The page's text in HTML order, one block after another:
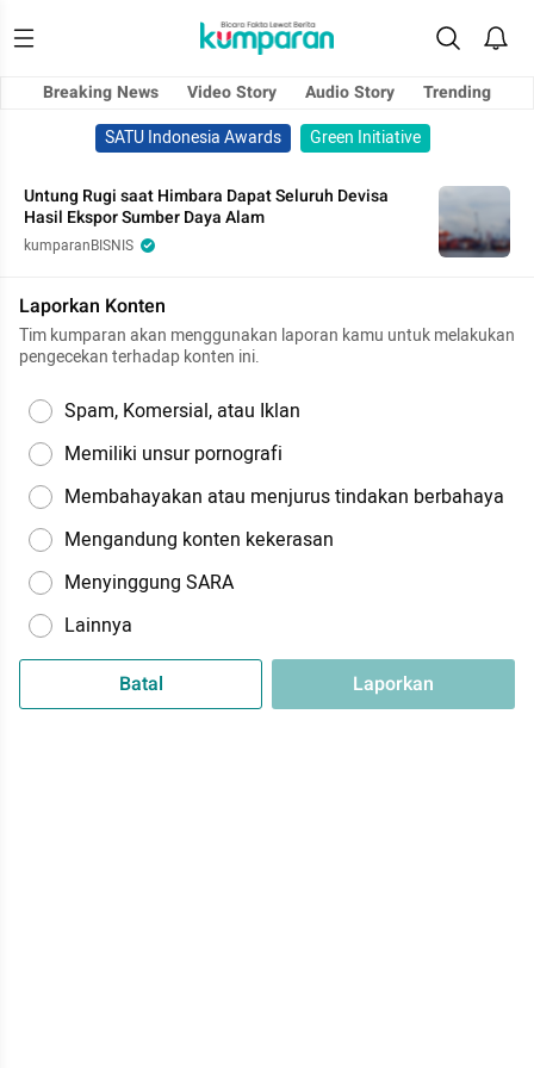
Breaking News Video Story Audio Story
Trending
SATU Indonesia Awards
Green Initiative
Untung Rugi saat Himbara Dapat Seluruh Devisa
Hasil Ekspor Sumber Daya Alam
kumparanBISNIS
Laporkan Konten
Tim kumparan akan menggunakan laporan kamu untuk melakukan
pengecekan terhadap konten ini.
Spam, Komersial, atau Iklan
Memiliki unsur pornografi
Membahayakan atau menjurus tindakan berbahaya
Mengandung konten kekerasan
Menyinggung SARA
Lainnya
Batal Laporkan